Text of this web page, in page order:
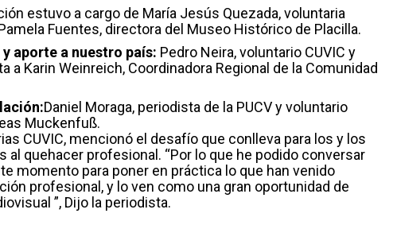
estuvo a cargo de María Jesús Quezada, voluntaria
Fuentes, directora del Museo Histórico de Placilla.
aporte a nuestro país: Pedro Neira, voluntario CUVIC y
Karin Weinreich, Coordinadora Regional de la Comunidad
Daniel Moraga, periodista de la PUCV y voluntario
Muckenfuß.
CUVIC, mencionó el desafío que conlleva para los y los
al quehacer profesional. “Por lo que he podido conversar
momento para poner en práctica lo que han venido
profesional, y lo ven como una gran oportunidad de
”, Dijo la periodista.